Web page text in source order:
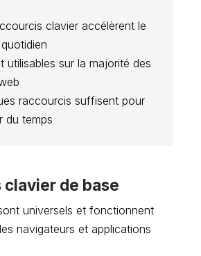
clavier accélèrent le
utilisables sur la majorité des
raccourcis suffisent pour
du temps
clavier de base
universels et fonctionnent
navigateurs et applications